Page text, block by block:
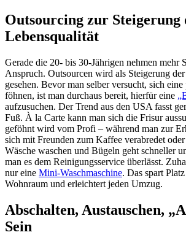
Outsourcing zur Steigerung
Lebensqualität
Gerade die 20- bis 30-Jährigen nehmen mehr
Anspruch. Outsourcen wird als Steigerung
gesehen. Bevor man selber versucht, sich
föhnen, ist man durchaus bereit, hierfür eine
aufzusuchen. Der Trend aus den USA fasst
Fuß. À la Carte kann man sich die Frisur
geföhnt wird vom Profi – während man zur
sich mit Freunden zum Kaffee verabredet
Wäsche waschen und Bügeln geht schneller
man es dem Reinigungsservice überlässt.
nur eine Mini-Waschmaschine. Das spart
Wohnraum und erleichtert jeden Umzug.
Abschalten, Austauschen,
Sein